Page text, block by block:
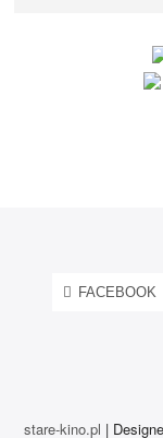
FACEBOOK
stare-kino.pl |